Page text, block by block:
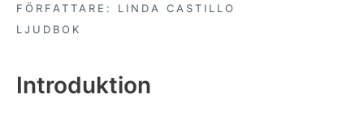
FÖRFATTARE: LINDA CASTILLO
LJUDBOK
Introduktion